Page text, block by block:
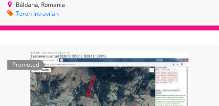
Bâldana, Romania
Teren Intravilan
Promoted